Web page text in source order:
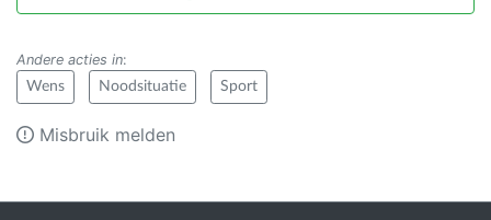
Andere acties in:
Wens Noodsituatie Sport
Misbruik melden